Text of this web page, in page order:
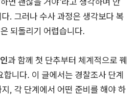
. 그러나 수사 과정은 생각보다 복
되돌리기 어렵습니다.
과 함께 첫 단추부터 체계적으로 꿰
합니다. 이 글에서는 경찰조사 단계
, 각 단계에서 어떤 준비를 해야 하